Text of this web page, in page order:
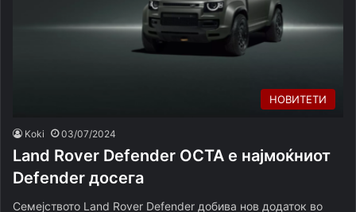
НОВИТЕТИ
Koki 03/07/2024
Land Rover Defender OCTA е најмоќниот
Defender досега
Семејството Land Rover Defender добива нов додаток во